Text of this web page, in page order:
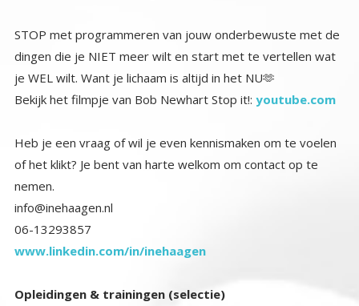
STOP met programmeren van jouw onderbewuste met de
dingen die je NIET meer wilt en start met te vertellen wat
je WEL wilt. Want je lichaam is altijd in het NU🫶
Bekijk het filmpje van Bob Newhart Stop it!: youtube.com
Heb je een vraag of wil je even kennismaken om te voelen
of het klikt? Je bent van harte welkom om contact op te
nemen.
info@inehaagen.nl
06-13293857
www.linkedin.com/in/inehaagen
Opleidingen & trainingen (selectie)